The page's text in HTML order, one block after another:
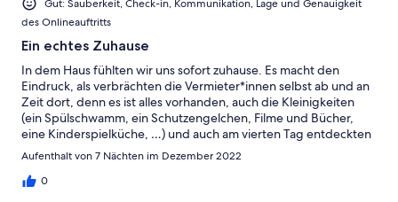
Gut: Sauberkeit, Check-in, Kommunikation, Lage und Genauigkeit
des Onlineauftritts
Ein echtes Zuhause
In dem Haus fühlten wir uns sofort zuhause. Es macht den
Eindruck, als verbrächten die Vermieter*innen selbst ab und an
Zeit dort, denn es ist alles vorhanden, auch die Kleinigkeiten
(ein Spülschwamm, ein Schutzengelchen, Filme und Bücher,
eine Kinderspielküche, …) und auch am vierten Tag entdeckten
wir noch entzückende Kleinigkeiten. Müssten wir ein Manko
Spaziergänge abseits der Landstraßen. Ansonsten ein
Aufenthalt von 7 Nächten im Dezember 2022
0